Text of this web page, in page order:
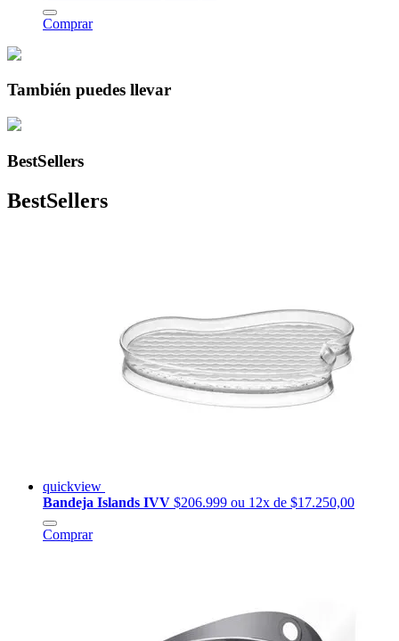
Comprar
También puedes llevar
BestSellers
BestSellers
quickview
Bandeja Islands IVV $206.999 ou 12x de $17.250,00
Comprar